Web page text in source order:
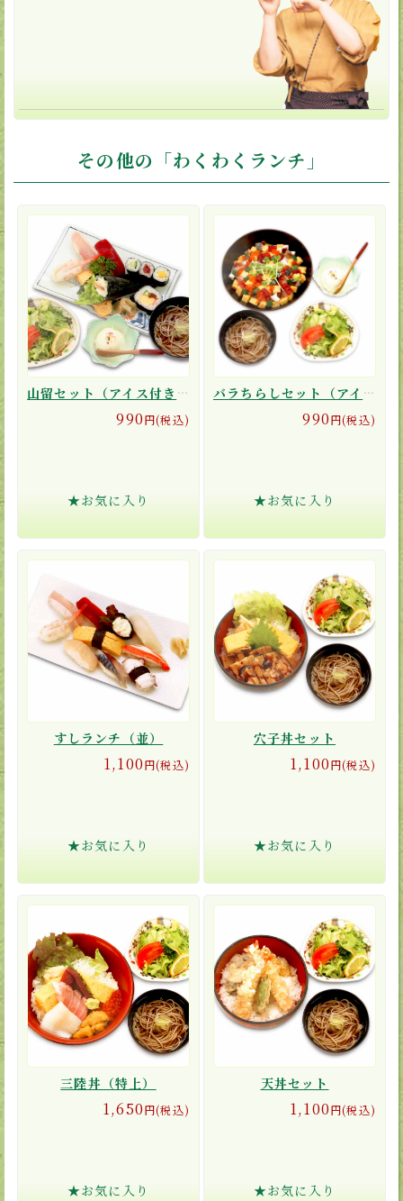
その他の「わくわくランチ」
山留セット（アイス付き）
990円(税込)
★お気に入り
バラちらしセット（アイス付き）
990円(税込)
★お気に入り
すしランチ（並）
1,100円(税込)
★お気に入り
穴子丼セット
1,100円(税込)
★お気に入り
三陸丼（特上）
1,650円(税込)
★お気に入り
天丼セット
1,100円(税込)
★お気に入り